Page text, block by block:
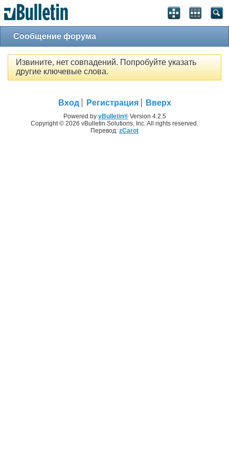
Сообщение форума
Извините, нет совпадений. Попробуйте указать
другие ключевые слова.
Вход Регистрация Вверх
Powered by vBulletin®Version 4.2.5
Copyright © 2026 vBulletin Solutions, Inc. All rights reserved.
Перевод: zCarot